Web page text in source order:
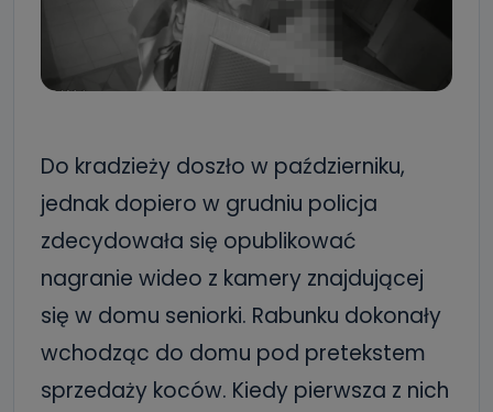
Do kradzieży doszło w październiku,
jednak dopiero w grudniu policja
zdecydowała się opublikować
nagranie wideo z kamery znajdującej
się w domu seniorki. Rabunku dokonały
wchodząc do domu pod pretekstem
sprzedaży koców. Kiedy pierwsza z nich